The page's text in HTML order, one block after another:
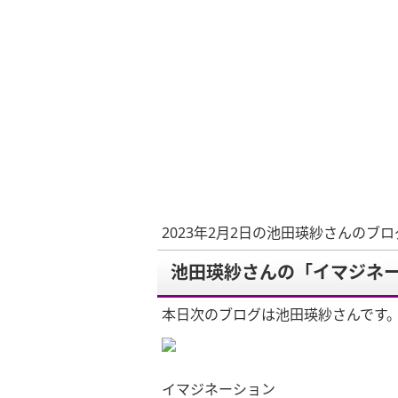
2023年2月2日の池田瑛紗さんのブロ
池田瑛紗さんの「イマジネ
本日次のブログは池田瑛紗さんです。
イマジネーション